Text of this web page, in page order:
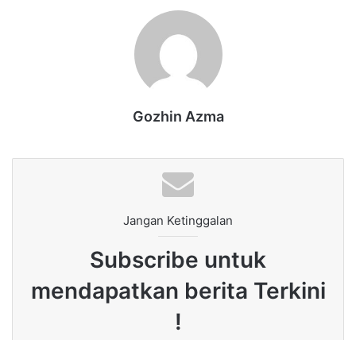
Gozhin Azma
Jangan Ketinggalan
Subscribe untuk
mendapatkan berita Terkini
!